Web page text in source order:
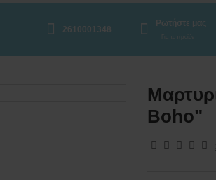
2610001348
Ρωτήστε μας
Για το προϊόν
Boho"